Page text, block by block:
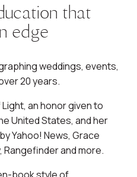
that
edge
weddings, events,
20 years.
an honor given to
United States, and her
Yahoo! News, Grace
Rangefinder and more.